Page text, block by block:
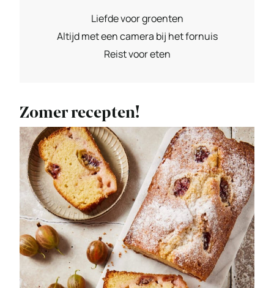
Liefde voor groenten
Altijd met een camera bij het fornuis
Reist voor eten
Zomer recepten!